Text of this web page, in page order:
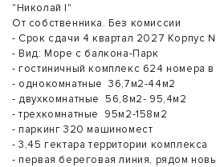
"Николай I"
От собственника. Без комиссии
- Срок сдачи 4 квартал 2027 Корпус
- Вид: Море с балкона-Парк
- гостиничный комплекс 624 номера
- однокомнатные 36,7м2-44м2
- двухкомнатные 56,8м2- 95,4м2
- трехкомнатные 95м2-158м2
- паркинг 320 машиномест
- 3,45 гектара территории комплекса
- первая береговая линия, рядом